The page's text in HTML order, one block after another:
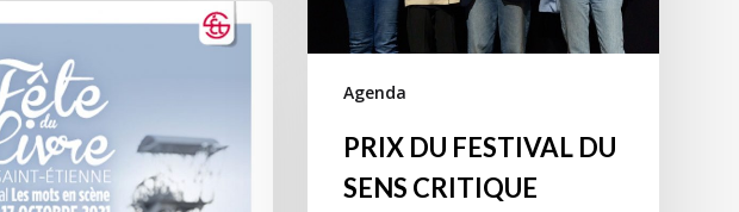
Agenda
PRIX DU FESTIVAL DU
SENS CRITIQUE